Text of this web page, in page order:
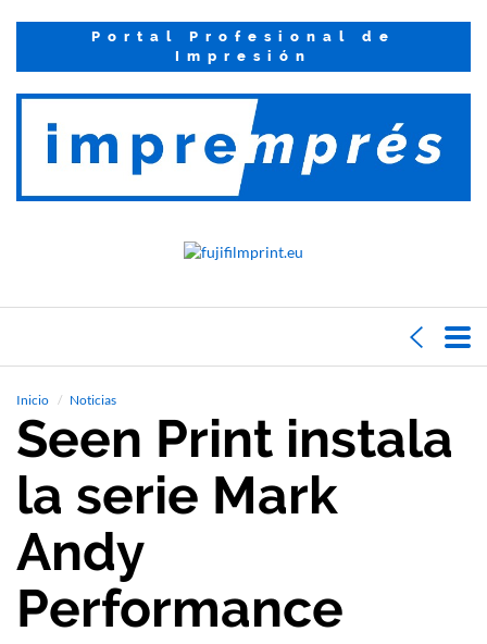
Portal Profesional de
Impresión
Inicio Noticias
Seen Print instala
la serie Mark
Andy
Performance